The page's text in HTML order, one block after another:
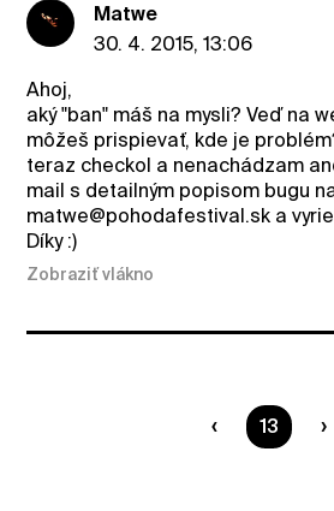
Matwe
30. 4. 2015, 13:06
Ahoj,
aký "ban" máš na mysli? Veď na
môžeš prispievať, kde je
teraz checkol a nenachádzam
mail s detailným popisom bugu
matwe@pohodafestival.sk a
Díky :)
Zobraziť vlákno
Ste na
13